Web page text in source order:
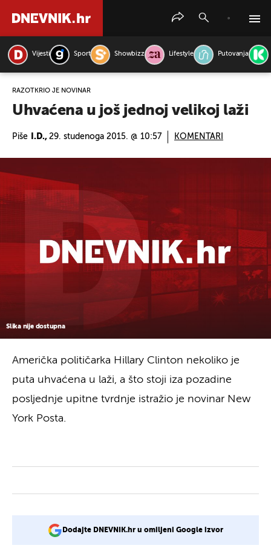
Vijesti Sport Showbizz Lifestyle Putovanja
RAZOTKRIO JE NOVINAR
Uhvaćena u još jednoj velikoj laži
Piše I.D., 29. studenoga 2015. @ 10:57 KOMENTARI
Slika nije dostupna
Američka političarka Hillary Clinton nekoliko je
puta uhvaćena u laži, a što stoji iza pozadine
posljednje upitne tvrdnje istražio je novinar New
York Posta.
Dodajte DNEVNIK.hr u omiljeni Google izvor
PRETRAŽITE VIJESTI